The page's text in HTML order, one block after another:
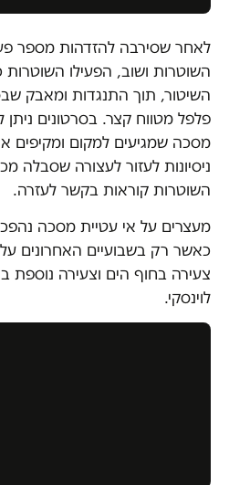
לאחר שסירבה להזדהות מספר
השוטרות ושוב, הפעילו השוטרות
השיטור, תוך התנגדות ומאבק
פלפל מטווח קצר. בסרטונים
מסכה שמגיעים למקום ומקיפים
ניסיונות לעזור לעצורה שסבלה
השוטרות קוראות בקשר לעזרה.
מעצרים על אי עטיית מסכה נהפכו
כאשר רק בשבועיים האחרונים
צעירה בחוף הים וצעירה נוספת
לוינסקי.